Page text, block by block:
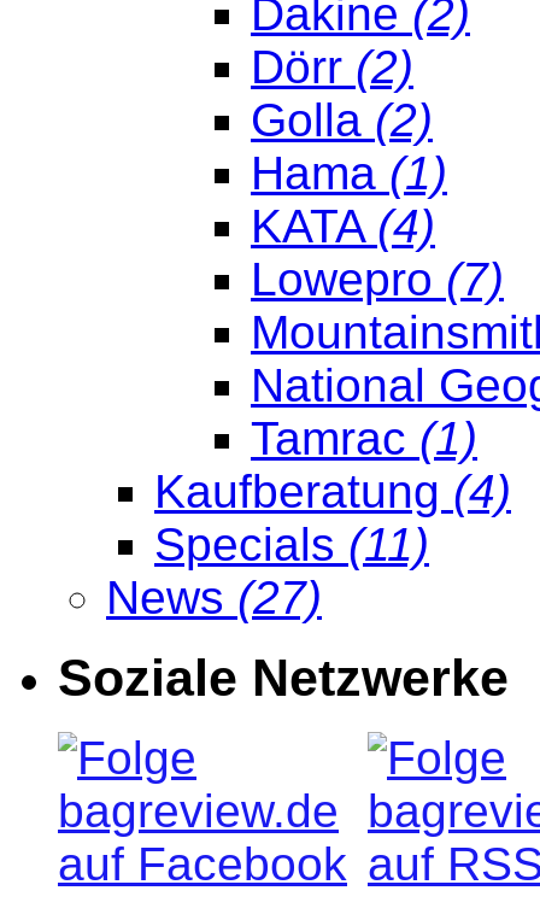
Dakine (2)
Dörr (2)
Golla (2)
Hama (1)
KATA (4)
Lowepro (7)
National
Tamrac (1)
Kaufberatung (4)
Specials (11)
News (27)
Soziale Netzwerke